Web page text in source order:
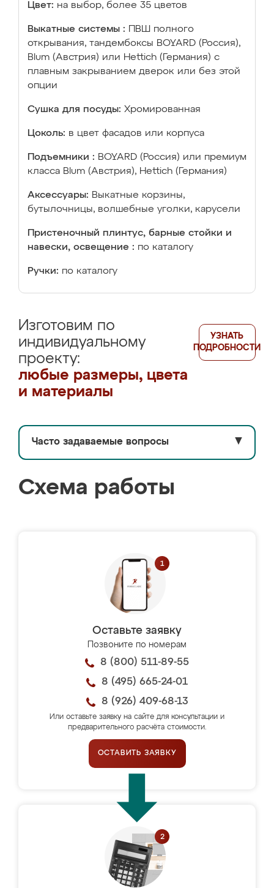
Цвет: на выбор, более 35 цветов
Выкатные системы :
ПВШ полного
открывания, тандембоксы BOYARD (Россия),
Blum (Австрия) или Hettich (Германия) с
плавным закрыванием дверок или без этой
опции
Сушка для посуды: Хромированная
Цоколь: в цвет фасадов или корпуса
Подъемники : BOYARD (Россия) или премиум
класса Blum (Австрия), Hettich (Германия)
Аксессуары: Выкатные корзины,
бутылочницы, волшебные уголки, карусели
Пристеночный плинтус, барные стойки и
навески, освещение : по каталогу
Ручки: по каталогу
Изготовим по
индивидуальному
проекту:
любые размеры, цвета
и материалы
УЗНАТЬ
ПОДРОБНОСТИ
Часто задаваемые вопросы ▼
Схема работы
Оставьте заявку
Позвоните по номерам
8 (800) 511-89-55
8 (495) 665-24-01
8 (926) 409-68-13
Или оставьте заявку на сайте для консультации и
предварительного расчёта стоимости.
ОСТАВИТЬ ЗАЯВКУ